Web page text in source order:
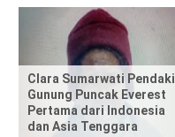
s
p
Clara Sumarwati Pendaki
Gunung Puncak Everest
Pertama dari Indonesia
dan Asia Tenggara